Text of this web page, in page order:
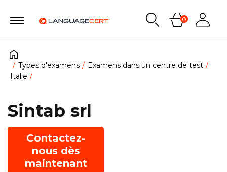
0
Types d'examens
Examens dans un centre de test
Italie
Sintab srl
Contactez-
nous dès
maintenant